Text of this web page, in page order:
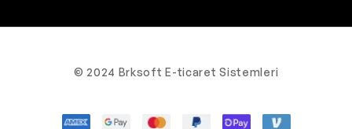
© 2024 Brksoft E-ticaret Sistemleri